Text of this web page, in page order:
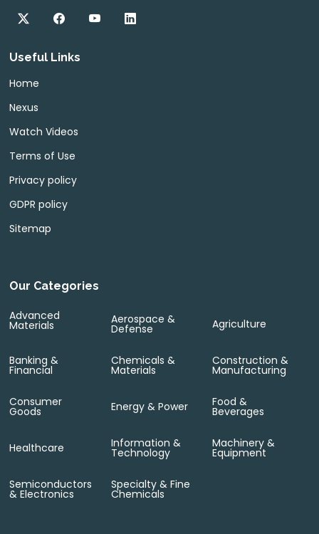
Useful Links
Home
Nexus
Watch Videos
Terms of Use
Privacy policy
GDPR policy
Sitemap
Our Categories
Advanced
Materials Aerospace &
Defense Agriculture
Banking &
Financial
Chemicals &
Materials
Construction &
Manufacturing
Consumer
Goods Energy & Power Food &
Beverages
Healthcare Information &
Technology
Machinery &
Equipment
Semiconductors
& Electronics
Specialty & Fine
Chemicals